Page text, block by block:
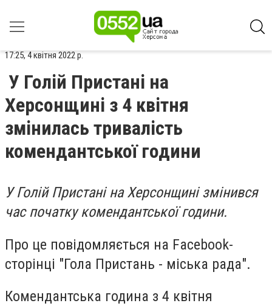
17:25, 4 квітня 2022 р.
У Голій Пристані на
Херсонщині з 4 квітня
змінилась тривалість
комендантської години
У Голій Пристані на Херсонщині змінився
час початку комендантської години.
Про це повідомляється на Facebook-
сторінці "Гола Пристань - міська рада".
Комендантська година з 4 квітня